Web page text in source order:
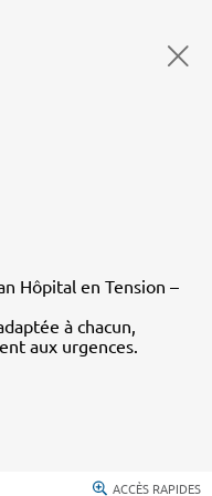
Hôpital en Tension –
à chacun,
aux urgences.
ACCÈS RAPIDES